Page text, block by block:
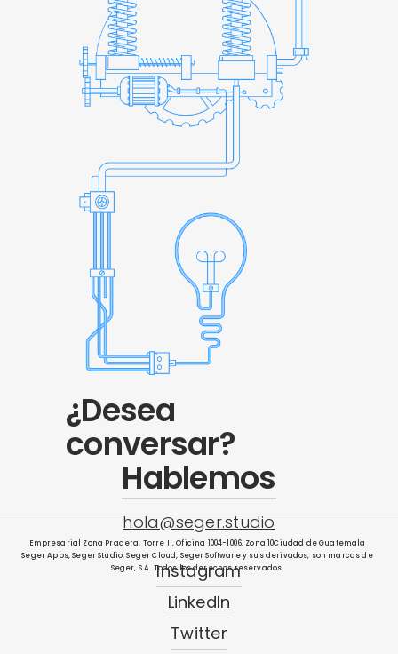
¿Desea
conversar?
Hablemos
hola@seger.studio
Instagram
LinkedIn
Twitter
Empresarial Zona Pradera, Torre II, Oficina 1004-1006, Zona 10Ciudad de Guatemala
Seger Apps, Seger Studio, Seger Cloud, Seger Software y sus derivados, son marcas de
Seger, S.A. Todos los derechos reservados.